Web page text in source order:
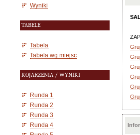
Wyniki
TABELE
Tabela
Tabela wg miejsc
KOJARZENIA / WYNIKI
Runda 1
Runda 2
Runda 3
Runda 4